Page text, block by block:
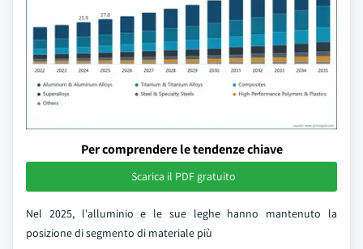
Per comprendere le tendenze chiave
Scarica il PDF gratuito
Nel 2025, l'alluminio e le sue leghe hanno mantenuto la
posizione di segmento di materiale più